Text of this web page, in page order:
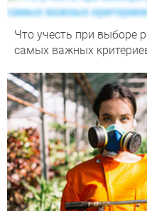
Что учесть при выборе
самых важных